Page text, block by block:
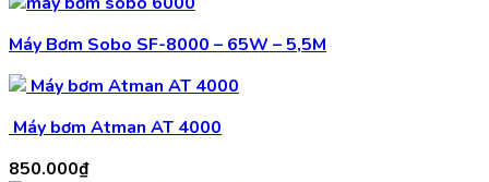
Máy Bơm Sobo SF-8000 – 65W – 5,5M
Máy bơm Atman AT 4000
850.000₫